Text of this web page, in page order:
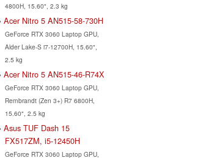
4800H, 15.60", 2.3 kg
Acer Nitro 5 AN515-58-730H
GeForce RTX 3060 Laptop GPU,
Alder Lake-S i7-12700H, 15.60",
2.5 kg
Acer Nitro 5 AN515-46-R74X
GeForce RTX 3060 Laptop GPU,
Rembrandt (Zen 3+) R7 6800H,
15.60", 2.5 kg
Asus TUF Dash 15
FX517ZM, i5-12450H
GeForce RTX 3060 Laptop GPU,